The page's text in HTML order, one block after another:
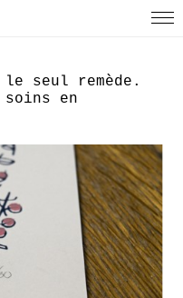
seul remède.
soins en